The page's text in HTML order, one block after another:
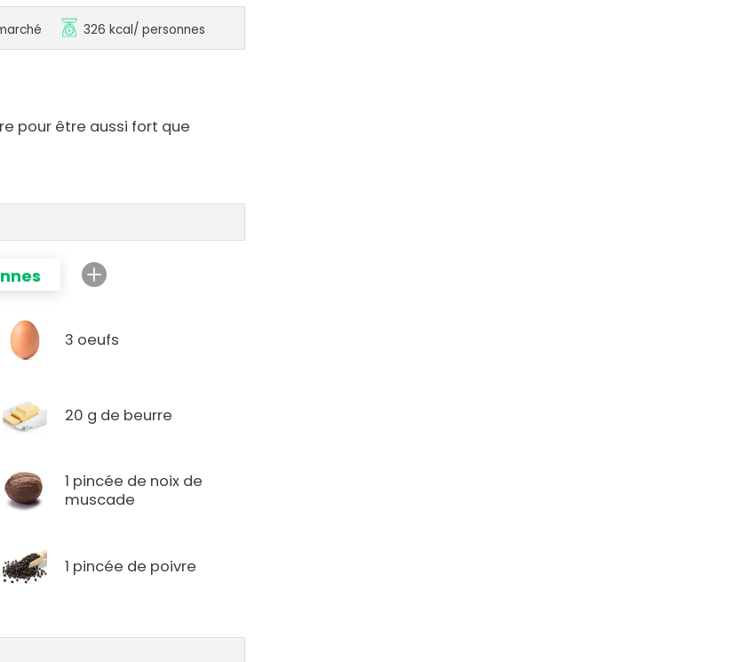
326 kcal/ personnes
pour être aussi fort que
3 oeufs
20 g de beurre
1 pincée de noix de
muscade
1 pincée de poivre